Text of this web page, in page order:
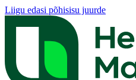
Liigu edasi põhisisu juurde